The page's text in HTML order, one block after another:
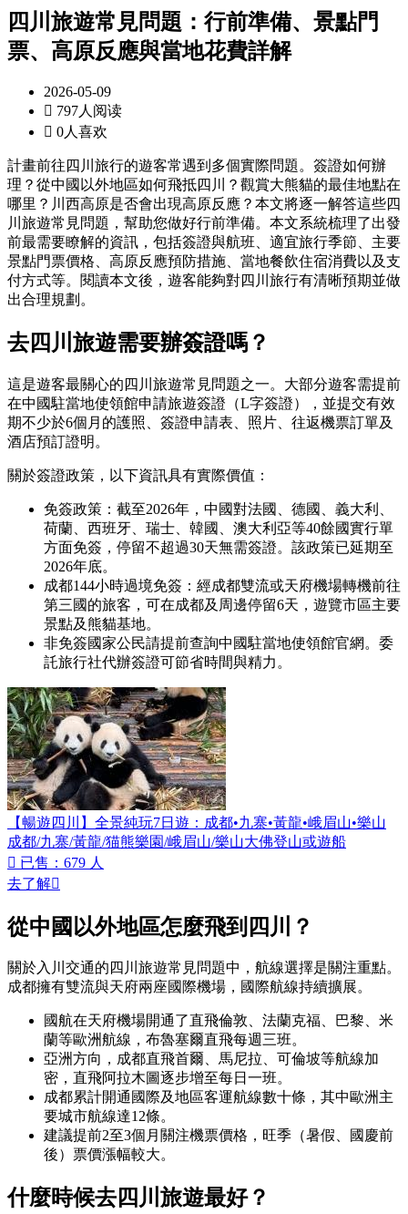
四川旅遊常見問題：行前準備、景點門
票、高原反應與當地花費詳解
2026-05-09
 797人阅读
 0人喜欢
計畫前往四川旅行的遊客常遇到多個實際問題。簽證如何辦
理？從中國以外地區如何飛抵四川？觀賞大熊貓的最佳地點在
哪里？川西高原是否會出現高原反應？本文將逐一解答這些四
川旅遊常見問題，幫助您做好行前準備。本文系統梳理了出發
前最需要瞭解的資訊，包括簽證與航班、適宜旅行季節、主要
景點門票價格、高原反應預防措施、當地餐飲住宿消費以及支
付方式等。閱讀本文後，遊客能夠對四川旅行有清晰預期並做
出合理規劃。
去四川旅遊需要辦簽證嗎？
這是遊客最關心的四川旅遊常見問題之一。大部分遊客需提前
在中國駐當地使領館申請旅遊簽證（L字簽證），並提交有效
期不少於6個月的護照、簽證申請表、照片、往返機票訂單及
酒店預訂證明。
關於簽證政策，以下資訊具有實際價值：
免簽政策：截至2026年，中國對法國、德國、義大利、
荷蘭、西班牙、瑞士、韓國、澳大利亞等40餘國實行單
方面免簽，停留不超過30天無需簽證。該政策已延期至
2026年底。
成都144小時過境免簽：經成都雙流或天府機場轉機前往
第三國的旅客，可在成都及周邊停留6天，遊覽市區主要
景點及熊貓基地。
非免簽國家公民請提前查詢中國駐當地使領館官網。委
託旅行社代辦簽證可節省時間與精力。
【暢遊四川】全景純玩7日遊：成都•九寨•黃龍•峨眉山•樂山
成都/九寨/黃龍/猫熊樂園/峨眉山/樂山大佛登山或遊船
 已售：679 人
去了解
從中國以外地區怎麼飛到四川？
關於入川交通的四川旅遊常見問題中，航線選擇是關注重點。
成都擁有雙流與天府兩座國際機場，國際航線持續擴展。
國航在天府機場開通了直飛倫敦、法蘭克福、巴黎、米
蘭等歐洲航線，布魯塞爾直飛每週三班。
亞洲方向，成都直飛首爾、馬尼拉、可倫坡等航線加
密，直飛阿拉木圖逐步增至每日一班。
成都累計開通國際及地區客運航線數十條，其中歐洲主
要城市航線達12條。
建議提前2至3個月關注機票價格，旺季（暑假、國慶前
後）票價漲幅較大。
什麼時候去四川旅遊最好？